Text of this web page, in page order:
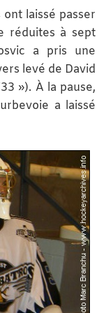
laissé passer
réduites à sept
a pris une
levé de David
»). À la pause,
a laissé